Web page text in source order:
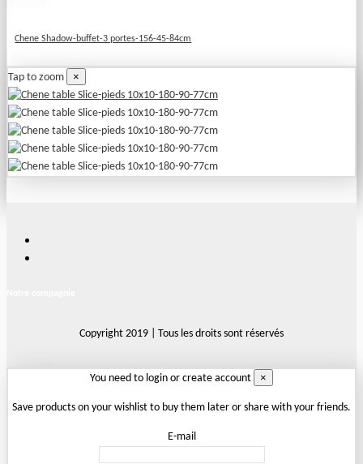
Chene Shadow-buffet-3 portes-156-45-84cm
Tap to zoom ×
Copyright 2019 | Tous les droits sont réservés
You need to login or create account ×
Save products on your wishlist to buy them later or share with your friends.
E-mail